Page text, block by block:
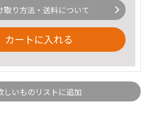
取り方法・送料について
カートに入れる
しいものリストに追加